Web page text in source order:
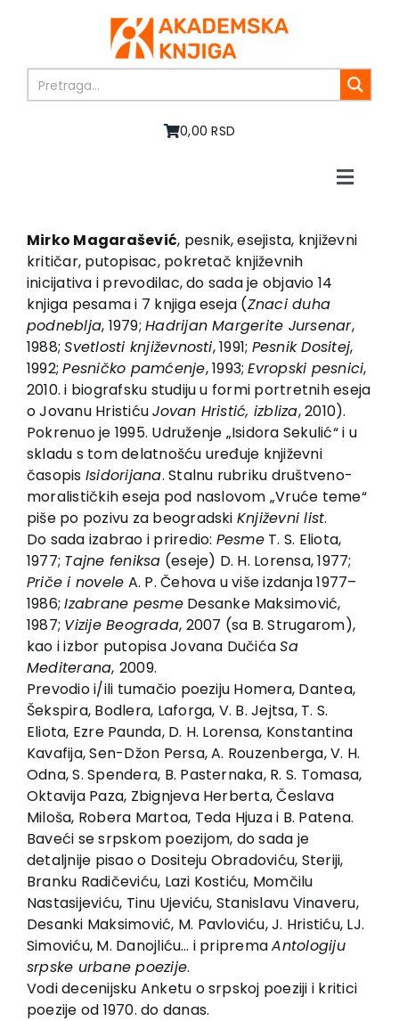
0,00 RSD
Toggle
About us
Books
In preparation
Sale
Authors
News
EU PROJECTS
Contact
Mirko Magarašević, pesnik, esejista, književni
kritičar, putopisac, pokretač književnih
inicijativa i prevodilac, do sada je objavio 14
knjiga pesama i 7 knjiga eseja (Znaci duha
podneblja, 1979;Hadrijan Margerite Jursenar,
1988;Svetlosti književnosti, 1991; Pesnik Dositej,
1992;Pesničko pamćenje, 1993;Evropski pesnici,
2010. i biografsku studiju u formi portretnih eseja
o Jovanu HristićuJovan Hristić, izbliza, 2010).
Pokrenuo je 1995. Udruženje „Isidora Sekulić“ i u
skladu s tom delatnošću uređuje književni
časopis Isidorijana. Stalnu rubriku društveno-
moralističkih eseja pod naslovom „Vruće teme“
piše po pozivu za beogradski Književni list.
Do sada izabrao i priredio: PesmeT. S. Eliota,
1977; Tajne feniksa (eseje) D. H. Lorensa, 1977;
Priče i novele A. P. Čehova u više izdanja 1977–
1986;Izabrane pesmeDesanke Maksimović,
1987; Vizije Beograda, 2007 (sa B. Strugarom),
kao i izbor putopisa Jovana DučićaSa
Mediterana, 2009.
Prevodio i/ili tumačio poeziju Homera, Dantea,
Šekspira, Bodlera, Laforga, V. B. Jejtsa, T. S.
Eliota, Ezre Paunda, D. H. Lorensa, Konstantina
Kavafija, Sen-Džon Persa, A. Rouzenberga, V. H.
Odna, S. Spendera, B. Pasternaka, R. S. Tomasa,
Oktavija Paza, Zbignjeva Herberta, Česlava
Miloša, Robera Martoa, Teda Hjuza i B. Patena.
Baveći se srpskom poezijom, do sada je
detaljnije pisao o Dositeju Obradoviću, Steriji,
Branku Radičeviću, Lazi Kostiću, Momčilu
Nastasijeviću, Tinu Ujeviću, Stanislavu Vinaveru,
Desanki Maksimović, M. Pavloviću, J. Hristiću, LJ.
Simoviću, M. Danojliću… i pripremaAntologiju
srpske urbane poezije.
Vodi decenijsku Anketu o srpskoj poeziji i kritici
poezije od 1970. do danas.